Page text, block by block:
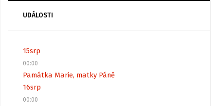
UDÁLOSTI
15srp
00:00
Památka Marie, matky Páně
16srp
00:00